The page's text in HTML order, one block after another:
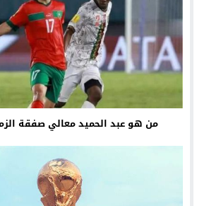
من هو عبد الحميد معالي صفقة